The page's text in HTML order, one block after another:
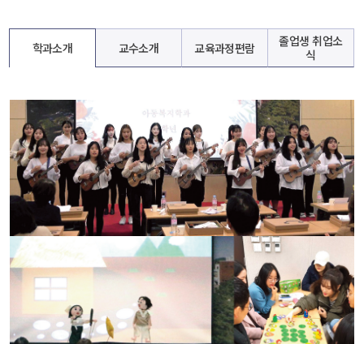
학과소개 교수소개 교육과정편람
졸업생 취업소
식